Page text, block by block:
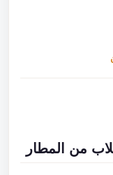
من المطار